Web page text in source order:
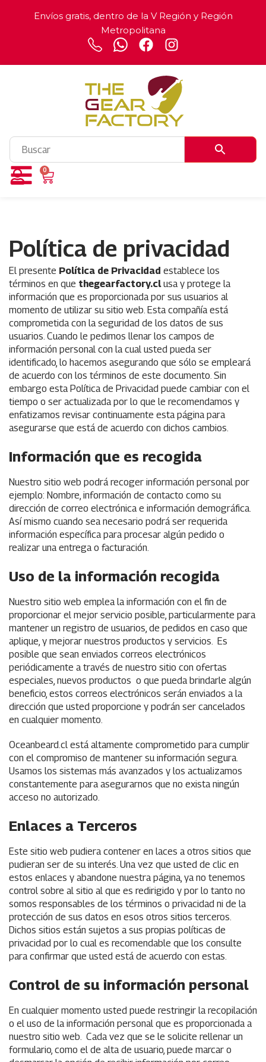
Envíos gratis, dentro de la V Región y Región
Metropolitana
0
Política de privacidad
El presente Política de Privacidad establece los
términos en que thegearfactory.clusa y protege la
información que es proporcionada por sus usuarios al
momento de utilizar su sitio web. Esta compañía está
comprometida con la seguridad de los datos de sus
usuarios. Cuando le pedimos llenar los campos de
información personal con la cual usted pueda ser
identificado, lo hacemos asegurando que sólo se empleará
de acuerdo con los términos de este documento. Sin
embargo esta Política de Privacidad puede cambiar con el
tiempo o ser actualizada por lo que le recomendamos y
enfatizamos revisar continuamente esta página para
asegurarse que está de acuerdo con dichos cambios.
Información que es recogida
Nuestro sitio web podrá recoger información personal por
ejemplo: Nombre, información de contacto como su
dirección de correo electrónica e información demográfica.
Así mismo cuando sea necesario podrá ser requerida
información específica para procesar algún pedido o
realizar una entrega o facturación.
Uso de la información recogida
Nuestro sitio web emplea la información con el fin de
proporcionar el mejor servicio posible, particularmente para
mantener un registro de usuarios, de pedidos en caso que
aplique, y mejorar nuestros productos y servicios. Es
posible que sean enviados correos electrónicos
periódicamente a través de nuestro sitio con ofertas
especiales, nuevos productos o que pueda brindarle algún
beneficio, estos correos electrónicos serán enviados a la
dirección que usted proporcione y podrán ser cancelados
en cualquier momento.
Oceanbeard.cl está altamente comprometido para cumplir
con el compromiso de mantener su información segura.
Usamos los sistemas más avanzados y los actualizamos
constantemente para asegurarnos que no exista ningún
acceso no autorizado.
Enlaces a Terceros
Este sitio web pudiera contener en laces a otros sitios que
pudieran ser de su interés. Una vez que usted de clic en
estos enlaces y abandone nuestra página, ya no tenemos
control sobre al sitio al que es redirigido y por lo tanto no
somos responsables de los términos o privacidad ni de la
protección de sus datos en esos otros sitios terceros.
Dichos sitios están sujetos a sus propias políticas de
privacidad por lo cual es recomendable que los consulte
para confirmar que usted está de acuerdo con estas.
Control de su información personal
En cualquier momento usted puede restringir la recopilación
o el uso de la información personal que es proporcionada a
nuestro sitio web. Cada vez que se le solicite rellenar un
formulario, como el de alta de usuario, puede marcar o